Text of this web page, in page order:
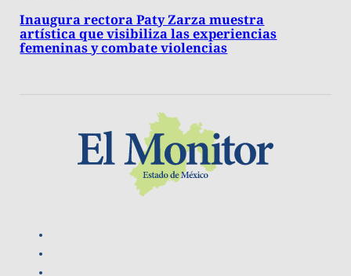
Inaugura rectora Paty Zarza muestra
artística que visibiliza las experiencias
femeninas y combate violencias